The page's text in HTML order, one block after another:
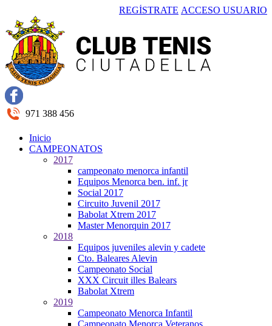
REGÍSTRATE ACCESO USUARIO
971 388 456
Inicio
CAMPEONATOS
2017
campeonato menorca infantil
Equipos Menorca ben. inf. jr
Social 2017
Circuito Juvenil 2017
Babolat Xtrem 2017
Master Menorquin 2017
2018
Equipos juveniles alevin y cadete
Cto. Baleares Alevin
Campeonato Social
XXX Circuit illes Balears
Babolat Xtrem
2019
Campeonato Menorca Infantil
Campeonato Menorca Veteranos